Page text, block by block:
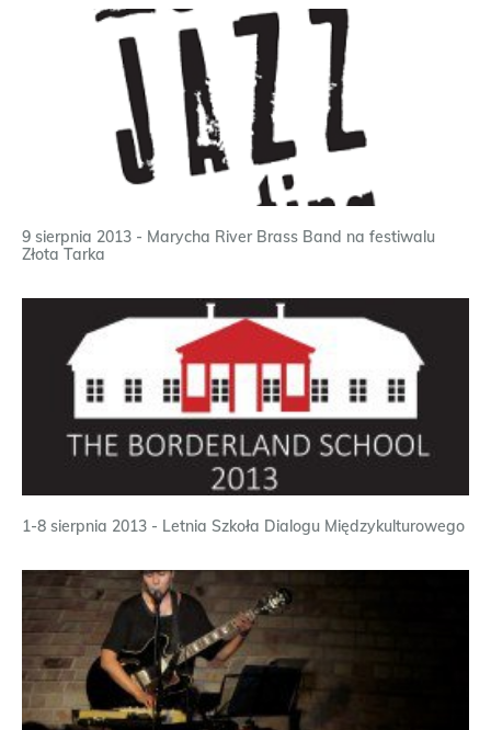
9 sierpnia 2013 - Marycha River Brass Band na festiwalu
Złota Tarka
1-8 sierpnia 2013 - Letnia Szkoła Dialogu Międzykulturowego